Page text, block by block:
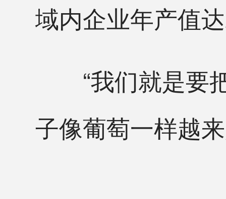
域内企业年产值
“我们就是要把
子像葡萄一样越